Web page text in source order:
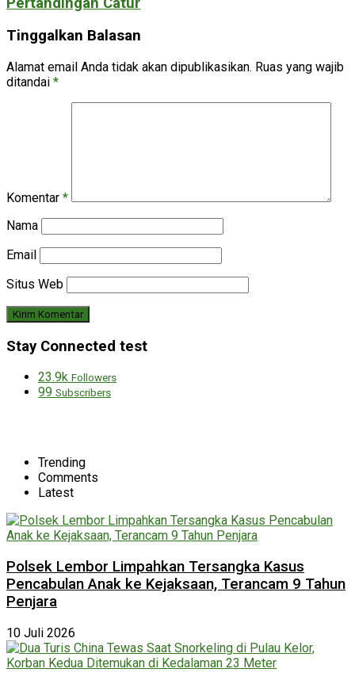
Tinggalkan Balasan
Alamat email Anda tidak akan dipublikasikan. Ruas yang wajib
ditandai *
Komentar *
Nama
Email
Situs Web
Stay Connected test
23.9k Followers
99 Subscribers
Trending
Comments
Latest
Polsek Lembor Limpahkan Tersangka Kasus
Pencabulan Anak ke Kejaksaan, Terancam 9 Tahun
Penjara
10 Juli 2026